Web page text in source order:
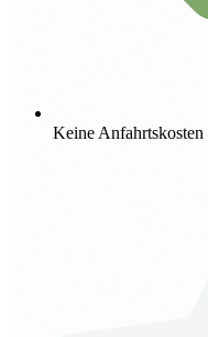
Keine Anfahrtskosten